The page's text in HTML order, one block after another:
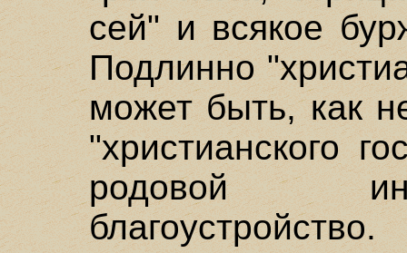
сей" и всякое
Подлинно
может быть, как
"христианского
родовой